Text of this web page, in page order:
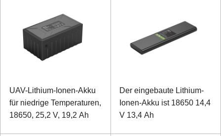
UAV-Lithium-Ionen-Akku
für niedrige Temperaturen,
18650, 25,2 V, 19,2 Ah
Der eingebaute Lithium-
Ionen-Akku ist 18650 14,4
V 13,4 Ah